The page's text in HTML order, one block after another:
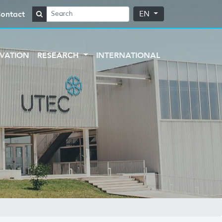
EN
RESEARCH INTERNATIONAL